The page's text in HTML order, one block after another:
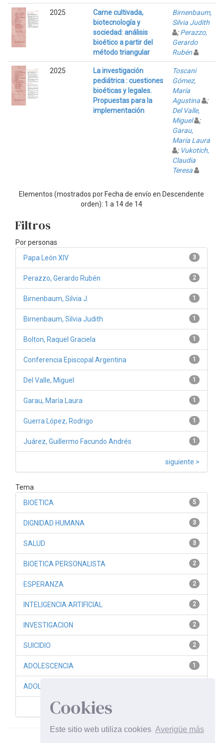
Cookies
Este sitio web utiliza cookies Averigüe más
2025
Carne cultivada,
biotecnología y
sociedad: análisis
bioético a partir del
método triangular
Birnenbaum,
Silvia Judith
;Perazzo,
Gerardo
Rubén
2025
La investigación
pediátrica : cuestiones
bioéticas y legales.
Propuestas para la
implementación
Toscani
Gómez,
María
Agustina
;
Del Valle,
Miguel
;
Garau,
María Laura
; Vukotich,
Claudia
Teresa
Elementos (mostrados por Fecha de envío en Descendente
orden): 1 a 14 de 14
Filtros
Por personas
3
Papa León XIV
2
Perazzo, Gerardo Rubén
1
Birnenbaum, Silvia J.
1
Birnenbaum, Silvia Judith
1
Bolton, Raquel Graciela
1
Conferencia Episcopal Argentina
1
Del Valle, Miguel
1
Garau, María Laura
1
Guerra López, Rodrigo
1
Juárez, Guillermo Facundo Andrés
siguiente >
Tema
5
BIOETICA
3
DIGNIDAD HUMANA
3
SALUD
2
BIOETICA PERSONALISTA
2
ESPERANZA
2
INTELIGENCIA ARTIFICIAL
2
INVESTIGACION
2
SUICIDIO
1
ADOLESCENCIA
ADOLESCENTES